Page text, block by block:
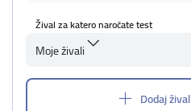
Žival za katero naročate test
Moje živali
Dodaj žival